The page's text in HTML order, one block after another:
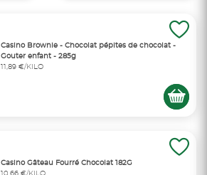
Casino Brownie - Chocolat pépites de chocolat -
Gouter enfant - 285g
11,89 €/KILO
Casino Gâteau Fourré Chocolat 182G
10,66 €/KILO